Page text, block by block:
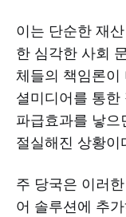
이는 단순한 재
한 심각한 사회
체들의 책임론이
셜미디어를 통
파급효과를 낳
절실해진 상황이
주 당국은 이러
어 솔루션에 추